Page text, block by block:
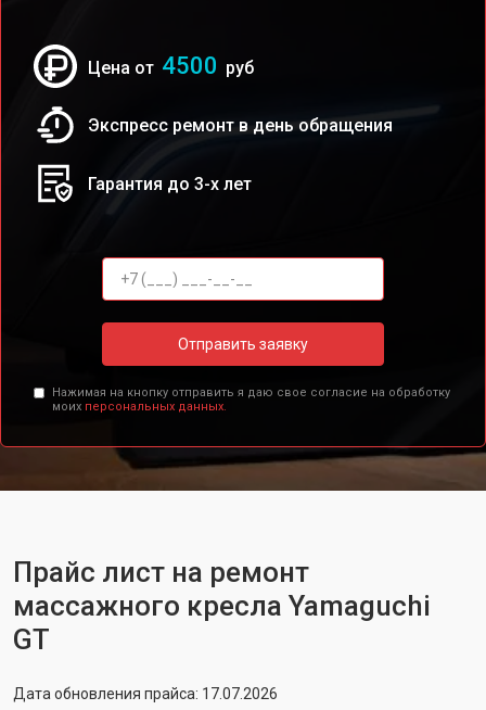
Цена от 4500 руб
Экспресс ремонт в день обращения
Гарантия до 3-х лет
Отправить заявку
Нажимая на кнопку отправить я даю свое согласие на обработку
моих персональных данных.
Прайс лист на ремонт
массажного кресла Yamaguchi
GT
Дата обновления прайса: 17.07.2026